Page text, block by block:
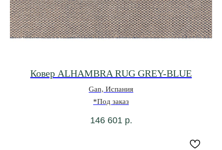
Ковер ALHAMBRA RUG GREY-BLUE
Gan, Испания
*Под заказ
146 601 р.